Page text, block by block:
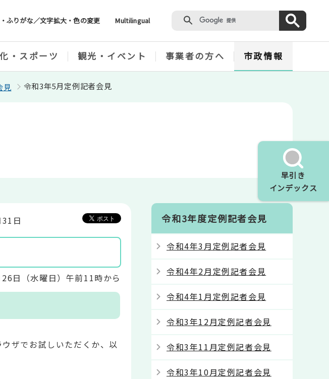
ふりがな／文字拡大・色の変更 Multilingual
早引き
インデックス
・スポーツ 観光・イベント 事業者の方へ 市政情報
見 令和3年5月定例記者会見
日
日（水曜日）午前11時から
ザでお試しいただくか、以
令和3年度定例記者会見
令和4年3月定例記者会見
令和4年2月定例記者会見
令和4年1月定例記者会見
令和3年12月定例記者会見
令和3年11月定例記者会見
令和3年10月定例記者会見